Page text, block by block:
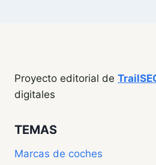
Proyecto editorial de
digitales
TEMAS
Marcas de coches